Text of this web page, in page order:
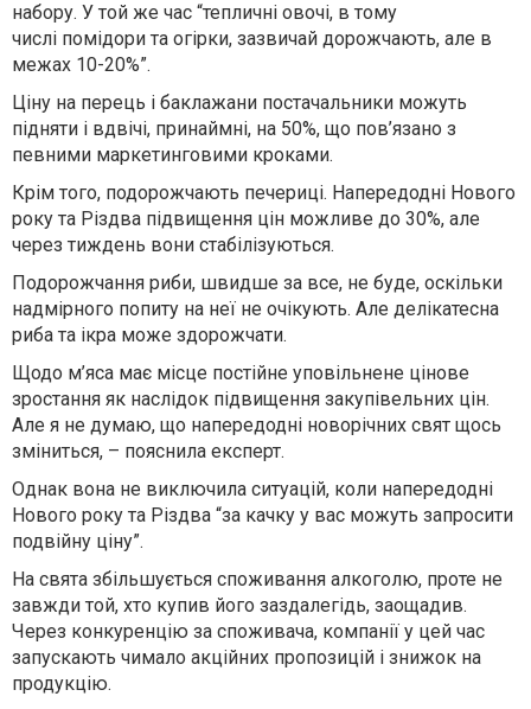
набору. У той же час “тепличні овочі, в тому
числі помідори та огірки, зазвичай дорожчають, але в
межах 10-20%”.
Ціну на перець і баклажани постачальники можуть
підняти і вдвічі, принаймні, на 50%, що пов’язано з
певними маркетинговими кроками.
Крім того, подорожчають печериці. Напередодні Нового
року та Різдва підвищення цін можливе до 30%, але
через тиждень вони стабілізуються.
Подорожчання риби, швидше за все, не буде, оскільки
надмірного попиту на неї не очікують. Але делікатесна
риба та ікра може здорожчати.
Щодо м’яса має місце постійне уповільнене цінове
зростання як наслідок підвищення закупівельних цін.
Але я не думаю, що напередодні новорічних свят щось
зміниться, – пояснила експерт.
Однак вона не виключила ситуацій, коли напередодні
Нового року та Різдва “за качку у вас можуть запросити
подвійну ціну”.
На свята збільшується споживання алкоголю, проте не
завжди той, хто купив його заздалегідь, заощадив.
Через конкуренцію за споживача, компанії у цей час
запускають чимало акційних пропозицій і знижок на
продукцію.